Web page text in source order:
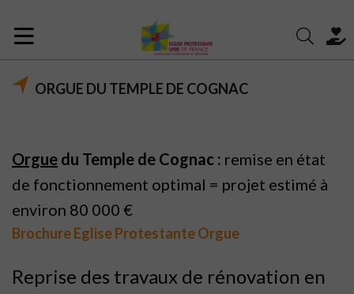
ORGUE DU TEMPLE DE COGNAC
Orgue du Temple de Cognac : remise en état
de fonctionnement optimal = projet estimé à
environ 80 000 €
Brochure Eglise Protestante Orgue
Reprise des travaux de rénovation en